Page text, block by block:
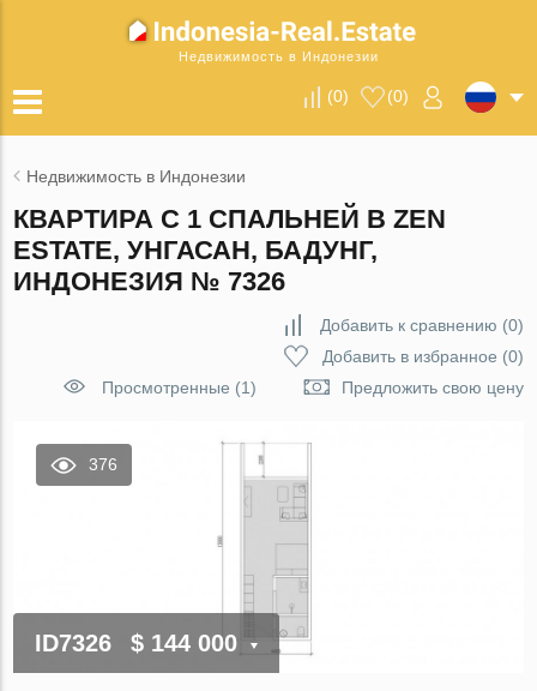
Недвижимость в Индонезии
(0) (0)
Недвижимость в Индонезии
КВАРТИРА С 1 СПАЛЬНЕЙ В ZEN
ESTATE, УНГАСАН, БАДУНГ,
ИНДОНЕЗИЯ № 7326
Добавить к сравнению (0)
Добавить в избранное (0)
Просмотренные (1)
Предложить свою цену
376
ID7326 $ 144 000